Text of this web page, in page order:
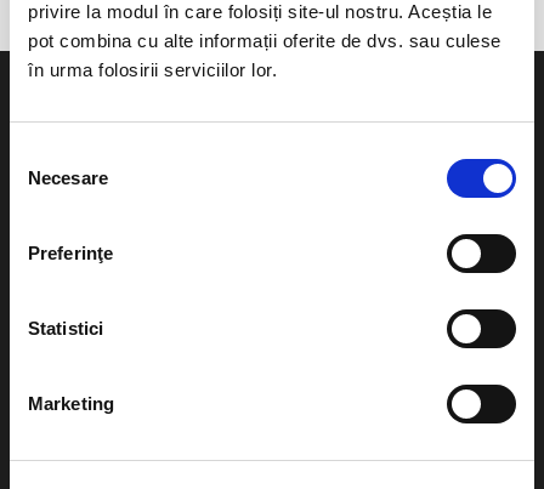
privire la modul în care folosiți site-ul nostru. Aceștia le
pot combina cu alte informații oferite de dvs. sau culese
în urma folosirii serviciilor lor.
consimțământului
Necesare
Preferinţe
Statistici
Marketing
Evenimente
Teatru
festivaluri
Diverse